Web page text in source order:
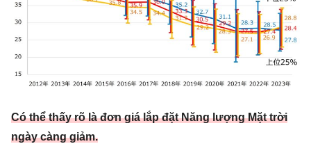
Có thể thấy rõ là đơn giá lắp đặt Năng lượng Mặt trời
ngày càng giảm.